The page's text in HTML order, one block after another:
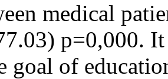
medical
p=0,000.
goal of